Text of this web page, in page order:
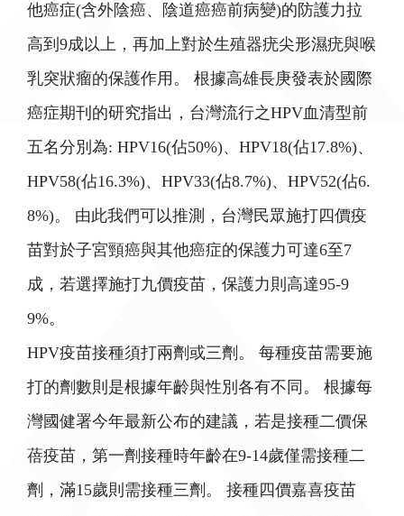
他癌症(含外陰癌、陰道癌癌前病變)的防護力拉
高到9成以上，再加上對於生殖器疣尖形濕疣與喉
乳突狀瘤的保護作用。 根據高雄長庚發表於國際
癌症期刊的研究指出，台灣流行之HPV血清型前
五名分別為: HPV16(佔50%)、HPV18(佔17.8%)、
HPV58(佔16.3%)、HPV33(佔8.7%)、HPV52(佔6.
8%)。 由此我們可以推測，台灣民眾施打四價疫
苗對於子宮頸癌與其他癌症的保護力可達6至7
成，若選擇施打九價疫苗，保護力則高達95-9
9%。
HPV疫苗接種須打兩劑或三劑。 每種疫苗需要施
打的劑數則是根據年齡與性別各有不同。 根據每
灣國健署今年最新公布的建議，若是接種二價保
蓓疫苗，第一劑接種時年齡在9-14歲僅需接種二
劑，滿15歲則需接種三劑。 接種四價嘉喜疫苗